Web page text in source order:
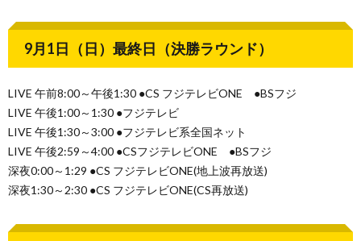
9月1日（日）最終日（決勝ラウンド）
LIVE 午前8:00～午後1:30 ●CS フジテレビONE ●BSフジ
LIVE 午後1:00～1:30 ●フジテレビ
LIVE 午後1:30～3:00 ●フジテレビ系全国ネット
LIVE 午後2:59～4:00 ●CSフジテレビONE ●BSフジ
深夜0:00～1:29 ●CS フジテレビONE(地上波再放送)
深夜1:30～2:30 ●CS フジテレビONE(CS再放送)